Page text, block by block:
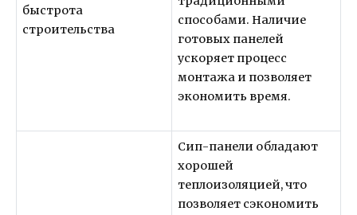
быстрота
строительства
способами. Наличие
готовых панелей
ускоряет процесс
монтажа и позволяет
экономить время.
Сип-панели обладают
хорошей
теплоизоляцией, что
позволяет сэкономить